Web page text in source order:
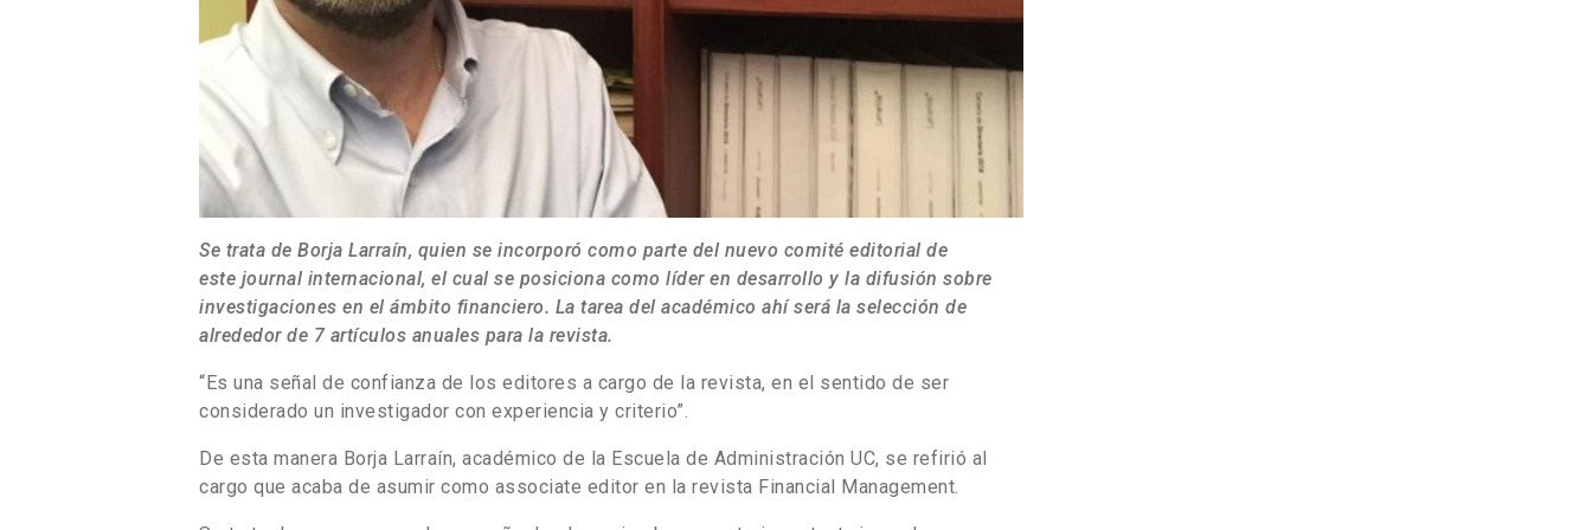
Se trata de Borja Larraín, quien se incorporó como parte del nuevo comité editorial de
este journal internacional, el cual se posiciona como líder en desarrollo y la difusión sobre
investigaciones en el ámbito financiero. La tarea del académico ahí será la selección de
alrededor de 7 artículos anuales para la revista.
“Es una señal de confianza de los editores a cargo de la revista, en el sentido de ser
considerado un investigador con experiencia y criterio”.
De esta manera Borja Larraín, académico de la Escuela de Administración UC, se refirió al
cargo que acaba de asumir como associate editor en la revista Financial Management.